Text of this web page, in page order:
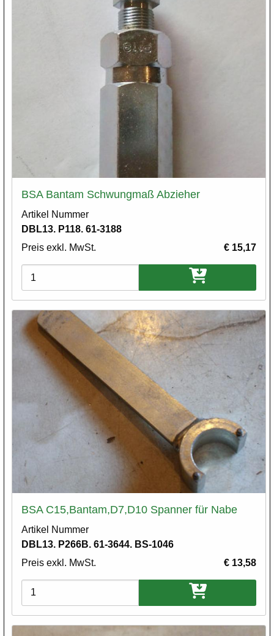
BSA Bantam Schwungmaß Abzieher
Artikel Nummer
DBL13. P118. 61-3188
Preis exkl. MwSt.
€ 15,17
Varianten
BSA C15,Bantam,D7,D10 Spanner für Nabe
Artikel Nummer
DBL13. P266B. 61-3644. BS-1046
Preis exkl. MwSt.
€ 13,58
Varianten